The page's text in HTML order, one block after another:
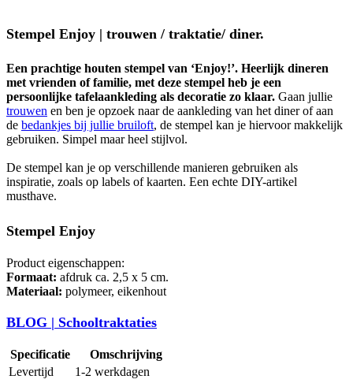
Stempel Enjoy | trouwen / traktatie/ diner.
Een prachtige houten stempel van ‘Enjoy!’. Heerlijk dineren
met vrienden of familie, met deze stempel heb je een
persoonlijke tafelaankleding als decoratie zo klaar. Gaan jullie
trouwen en ben je opzoek naar de aankleding van het diner of aan
de bedankjes bij jullie bruiloft, de stempel kan je hiervoor makkelijk
gebruiken. Simpel maar heel stijlvol.
De stempel kan je op verschillende manieren gebruiken als
inspiratie, zoals op labels of kaarten. Een echte DIY-artikel
musthave.
Stempel Enjoy
Product eigenschappen:
Formaat: afdruk ca. 2,5 x 5 cm.
Materiaal: polymeer, eikenhout
BLOG | Schooltraktaties
Specificatie
Omschrijving
Levertijd
1-2 werkdagen